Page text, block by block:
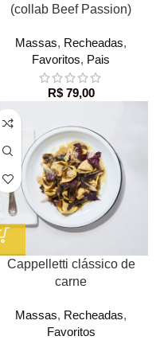
(collab Beef Passion)
Massas, Recheadas,
Favoritos, Pais
R$79,00
Cappelletti clássico de
carne
Massas, Recheadas,
Favoritos